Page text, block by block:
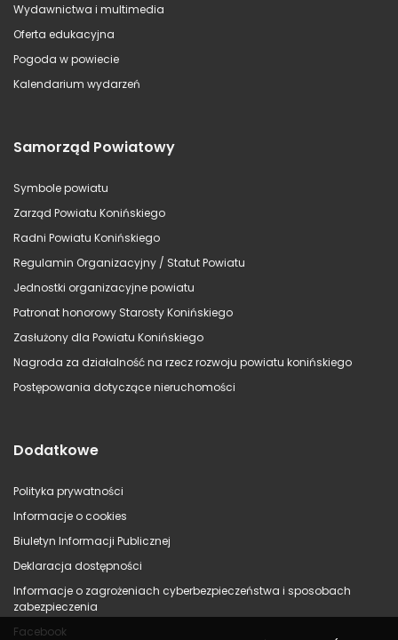
Wydawnictwa i multimedia
Oferta edukacyjna
Pogoda w powiecie
Kalendarium wydarzeń
Samorząd Powiatowy
Symbole powiatu
Zarząd Powiatu Konińskiego
Radni Powiatu Konińskiego
Regulamin Organizacyjny / Statut Powiatu
Jednostki organizacyjne powiatu
Patronat honorowy Starosty Konińskiego
Zasłużony dla Powiatu Konińskiego
Nagroda za działalność na rzecz rozwoju powiatu konińskiego
Postępowania dotyczące nieruchomości
Dodatkowe
Polityka prywatności
Informacje o cookies
Biuletyn Informacji Publicznej
Deklaracja dostępności
Informacje o zagrożeniach cyberbezpieczeństwa i sposobach
zabezpieczenia
Facebook